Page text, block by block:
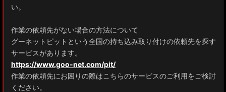
い。
作業の依頼先がない場合の方法について
グーネットピットという全国の持ち込み取り付けの依頼先を探す
サービスがあります。
https://www.goo-net.com/pit/
作業の依頼先にお困りの際はこちらのサービスのご利用をご検討
ください。